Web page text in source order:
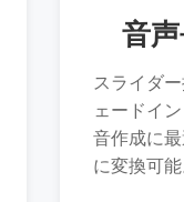
音
スライダ
ェードイ
音作成に
に変換可能